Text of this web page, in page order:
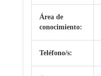
Área de
conocimiento:
Teléfono/s: